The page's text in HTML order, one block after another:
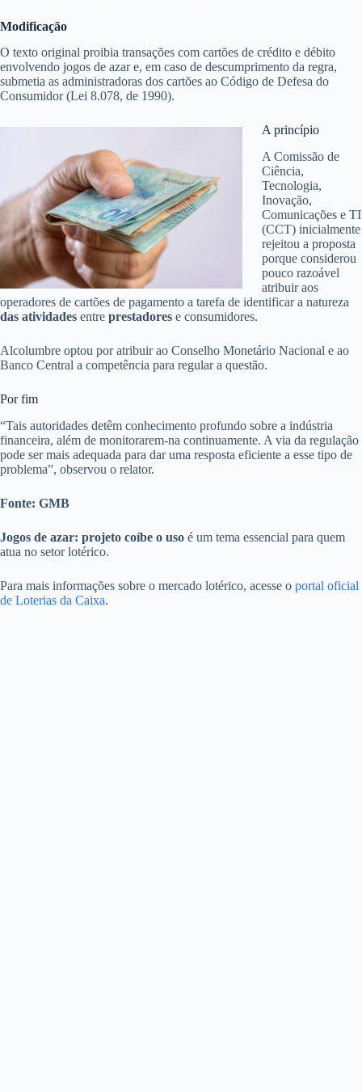
Modificação
O texto original proibia transações com cartões de crédito e débito
envolvendo jogos de azar e, em caso de descumprimento da regra,
submetia as administradoras dos cartões ao Código de Defesa do
Consumidor (Lei 8.078, de 1990).
A princípio
A Comissão de
Ciência,
Tecnologia,
Inovação,
Comunicações e TI
(CCT) inicialmente
rejeitou a proposta
porque considerou
pouco razoável
atribuir aos
operadores de cartões de pagamento a tarefa de identificar a natureza
das atividades entre prestadores e consumidores.
Alcolumbre optou por atribuir ao Conselho Monetário Nacional e ao
Banco Central a competência para regular a questão.
Por fim
“Tais autoridades detêm conhecimento profundo sobre a indústria
financeira, além de monitorarem-na continuamente. A via da regulação
pode ser mais adequada para dar uma resposta eficiente a esse tipo de
problema”, observou o relator.
Fonte: GMB
Jogos de azar: projeto coíbe o uso é um tema essencial para quem
atua no setor lotérico.
Para mais informações sobre o mercado lotérico, acesse o portal oficial
de Loterias da Caixa.